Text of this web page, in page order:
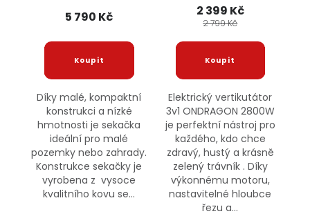
5 790 Kč
Díky malé, kompaktní
konstrukci a nízké
hmotnosti je sekačka
ideální pro malé
pozemky nebo zahrady.
Konstrukce sekačky je
vyrobena z vysoce
kvalitního kovu se...
2 399 Kč
2 799 Kč
Elektrický vertikutátor
3v1 ONDRAGON 2800W
je perfektní nástroj pro
každého, kdo chce
zdravý, hustý a krásně
zelený trávník . Díky
výkonnému motoru,
nastavitelné hloubce
řezu a...